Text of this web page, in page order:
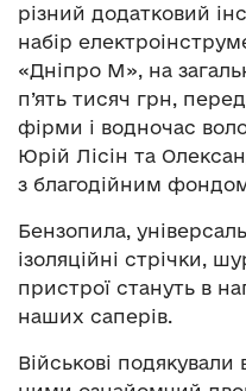
різний додатковий
набір
«Дніпро М», на
п’ять тисяч грн,
фірми і водночас
Юрій Лісін та
з благодійним
Бензопила,
ізоляційні стрічки,
пристрої стануть в
наших саперів.
Військові